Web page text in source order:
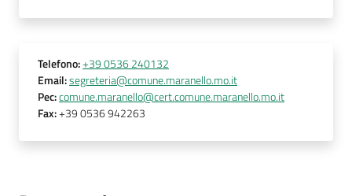
Telefono:+39 0536 240132
Email:segreteria@comune.maranello.mo.it
Pec:comune.maranello@cert.comune.maranello.mo.it
Fax:+39 0536 942263